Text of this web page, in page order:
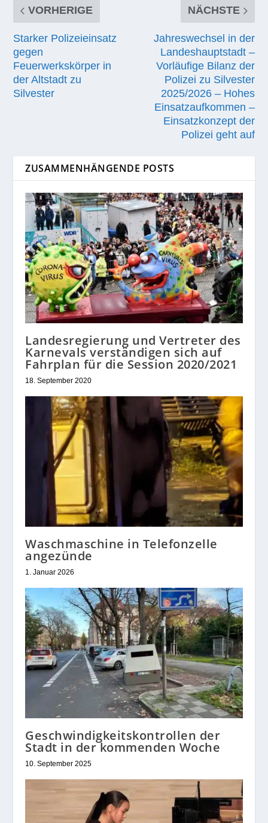
VORHERIGE
Starker Polizeieinsatz
gegen
Feuerwerkskörper in
der Altstadt zu
Silvester
NÄCHSTE
Jahreswechsel in der
Landeshauptstadt –
Vorläufige Bilanz der
Polizei zu Silvester
2025/2026 – Hohes
Einsatzaufkommen –
Einsatzkonzept der
Polizei geht auf
ZUSAMMENHÄNGENDE POSTS
Landesregierung und Vertreter des
Karnevals verständigen sich auf
Fahrplan für die Session 2020/2021
18. September 2020
Waschmaschine in Telefonzelle
angezünde
1. Januar 2026
Geschwindigkeitskontrollen der
Stadt in der kommenden Woche
10. September 2025